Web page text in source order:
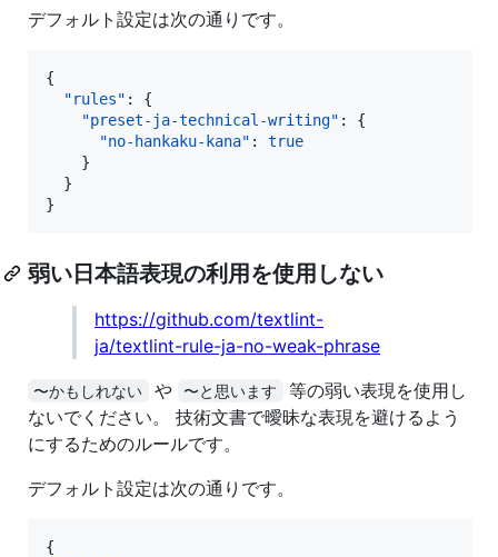
デフォルト設定は次の通りです。
{
"rules" : {
"preset-ja-technical-writing" : {
"no-hankaku-kana" : true
    }
  }
}
弱い日本語表現の利用を使用しない
https://github.com/textlint-
ja/textlint-rule-ja-no-weak-phrase
〜かもしれない や 〜と思います
等の弱い表現を使用し
ないでください。 技術文書で曖昧な表現を避けるよう
にするためのルールです。
デフォルト設定は次の通りです。
{